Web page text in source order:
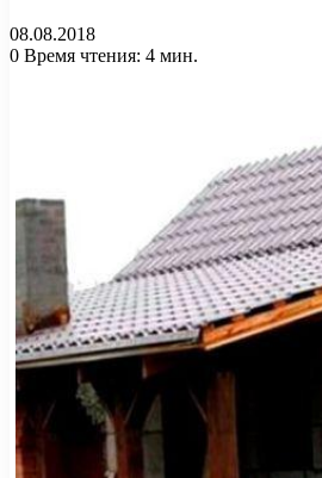
08.08.2018
0 Время чтения: 4 мин.